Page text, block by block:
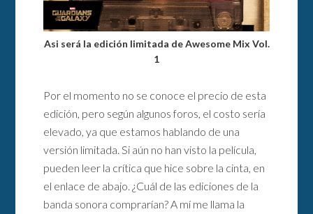
Asi será la edición limitada de Awesome Mix Vol.
1
Por el momento no se conoce el precio de esta
edición, pero según algunos foros, el costo sería
elevado, ya que estamos hablando de una
versión limitada. Si aún no han visto la película,
pueden leer la crítica que hice sobre la cinta, en
el enlace de abajo. ¿Cuál de las ediciones de la
banda sonora comprarían? A mí me llama la